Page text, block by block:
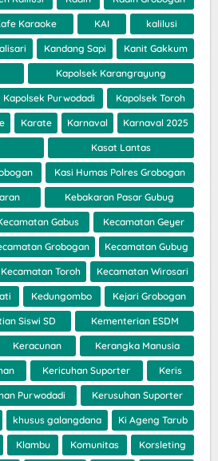
Karaoke KAI kalilusi
Kandang Sapi Kanit Gakkum
Kapolsek Karangrayung
Kapolsek Purwodadi Kapolsek Toroh
Karate Karnaval Karnaval 2025
Kasat Lantas
Kasi Humas Polres Grobogan
Kebakaran Pasar Gubug
Gabus Kecamatan Geyer
Grobogan Kecamatan Gubug
Kecamatan Toroh Kecamatan Wirosari
Kedungombo Kejari Grobogan
Siswi SD Kementerian ESDM
Keracunan Kerangka Manusia
Kericuhan Suporter Keris
Purwodadi Kerusuhan Suporter
khusus galangdana Ki Ageng Tarub
Klambu Komunitas Korsleting